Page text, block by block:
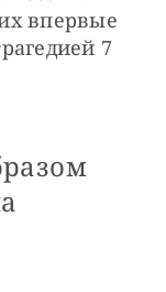
впервые
7